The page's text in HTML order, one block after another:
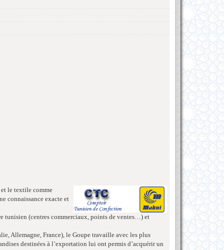
le textile comme
connaissance exacte et
tunisien (centres commerciaux, points de ventes…) et
Allemagne, France), le Goupe travaille avec les plus
destinées à l’exportation lui ont permis d’acquérir un